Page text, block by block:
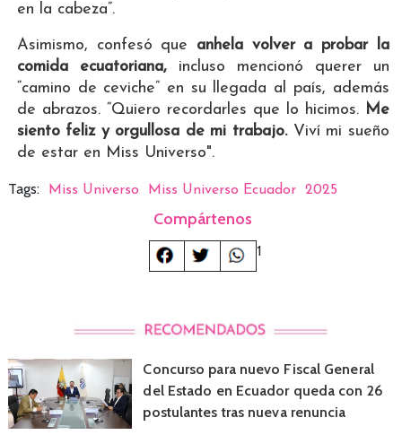
en la cabeza”.
Asimismo, confesó que anhela volver a probar la
comida ecuatoriana,incluso mencionó querer un
“camino de ceviche” en su llegada al país, además
de abrazos. “Quiero recordarles que lo hicimos.Me
siento feliz y orgullosa de mi trabajo.Viví mi sueño
de estar en Miss Universo".
Tags: Miss Universo Miss Universo Ecuador 2025
Compártenos
1
Concurso para nuevo Fiscal General
del Estado en Ecuador queda con 26
postulantes tras nueva renuncia